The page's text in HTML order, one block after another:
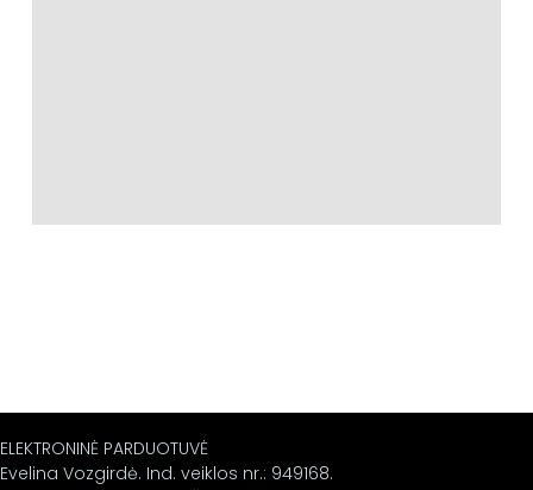
ELEKTRONINĖ PARDUOTUVĖ
Evelina Vozgirdė. Ind. veiklos nr.: 949168.